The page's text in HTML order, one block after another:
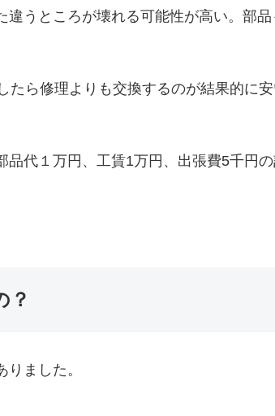
うところが壊れる可能性が高い。部品
たら修理よりも交換するのが結果的に
代１万円、工賃1万円、出張費5千円
？
ました。